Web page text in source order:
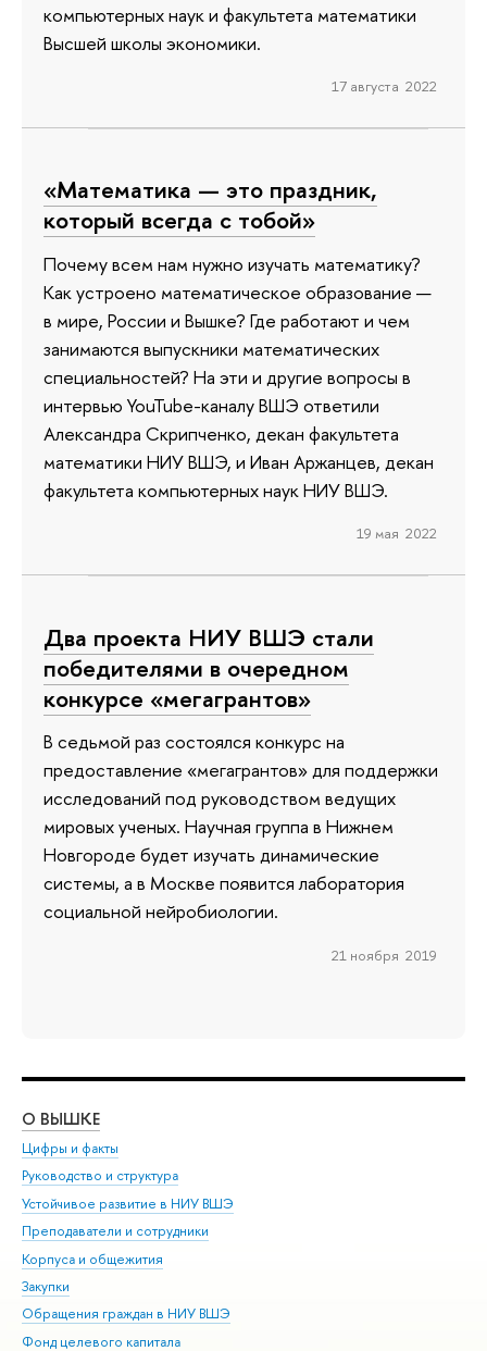
компьютерных наук и факультета математики
Высшей школы экономики.
17 августа 2022
«Математика — это праздник,
который всегда с тобой»
Почему всем нам нужно изучать математику?
Как устроено математическое образование —
в мире, России и Вышке? Где работают и чем
занимаются выпускники математических
специальностей? На эти и другие вопросы в
интервью YouTube-каналу ВШЭ ответили
Александра Скрипченко, декан факультета
математики НИУ ВШЭ, и Иван Аржанцев, декан
факультета компьютерных наук НИУ ВШЭ.
19 мая 2022
Два проекта НИУ ВШЭ стали
победителями в очередном
конкурсе «мегагрантов»
В седьмой раз состоялся конкурс на
предоставление «мегагрантов» для поддержки
исследований под руководством ведущих
мировых ученых. Научная группа в Нижнем
Новгороде будет изучать динамические
системы, а в Москве появится лаборатория
социальной нейробиологии.
21 ноября 2019
О ВЫШКЕ
Цифры и факты
Руководство и структура
Устойчивое развитие в НИУ ВШЭ
Преподаватели и сотрудники
Корпуса и общежития
Закупки
Обращения граждан в НИУ ВШЭ
Фонд целевого капитала